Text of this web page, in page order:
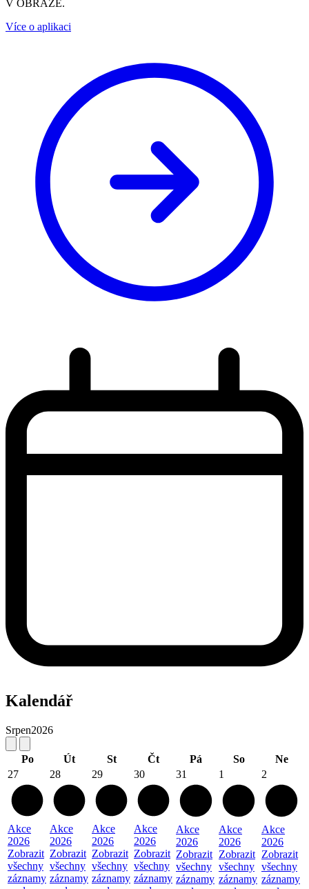
V OBRAZE.
Více o aplikaci
Kalendář
Srpen2026
Po Út St Čt Pá So
Ne
27
Akce
2026
Zobrazit
všechny
záznamy
28
Akce
2026
Zobrazit
všechny
záznamy
29
Akce
2026
Zobrazit
všechny
záznamy
30
Akce
2026
Zobrazit
všechny
záznamy
31
Akce
2026
Zobrazit
všechny
záznamy
1
Akce
2026
Zobrazit
všechny
záznamy
2
Akce
2026
Zobrazit
všechny
záznamy